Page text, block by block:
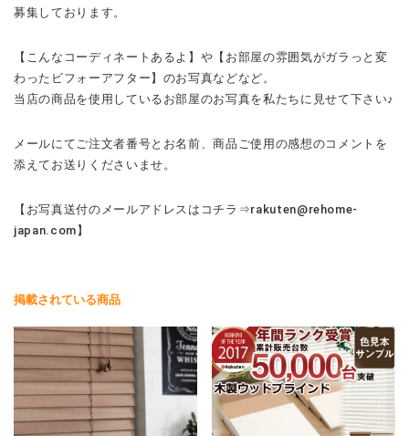
募集しております。
【こんなコーディネートあるよ】や【お部屋の雰囲気がガラっと変
わったビフォーアフター】のお写真などなど。
当店の商品を使用しているお部屋のお写真を私たちに見せて下さい♪
メールにてご注文者番号とお名前、商品ご使用の感想のコメントを
添えてお送りくださいませ。
【お写真送付のメールアドレスはコチラ⇒rakuten@rehome-
japan.com】
掲載されている商品